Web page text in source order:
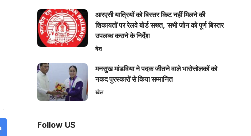
आरएसी यात्रियों को बिस्तर किट नहीं मिलने की
शिकायतों पर रेलवे बोर्ड सख्त, सभी जोन को पूर्ण बिस्तर
उपलब्ध कराने के निर्देश
देश
मनसुख मांडविया ने पदक जीतने वाले भारोत्तोलकों को
नकद पुरस्कारों से किया सम्मानित
खेल
Follow US